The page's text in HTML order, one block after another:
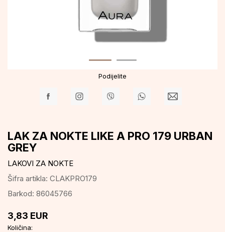
Podijelite
LAK ZA NOKTE LIKE A PRO 179 URBAN
GREY
LAKOVI ZA NOKTE
Šifra artikla: CLAKPRO179
Barkod: 86045766
3,83 EUR
Količina: